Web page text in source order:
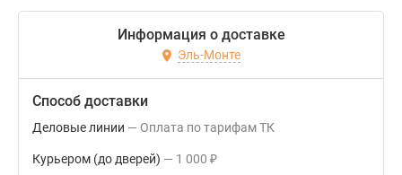
Информация о доставке
Эль-Монте
Способ доставки
Деловые линии Оплата по тарифам ТК
Курьером (до дверей) 1 000 ₽